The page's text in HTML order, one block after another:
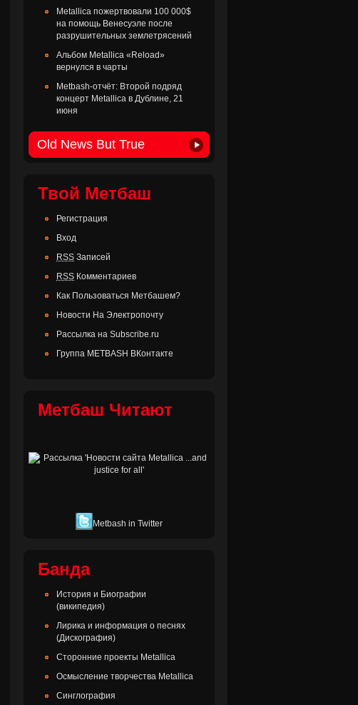
Metallica пожертвовали 100 000$
на помощь Венесуэле после
разрушительных землетрясений
Альбом Metallica «Reload»
вернулся в чарты
Metbash-отчёт: Второй подряд
концерт Metallica в Дублине, 21
июня
Old News But True
Твой Метбаш
Регистрация
Вход
RSS Записей
RSS Комментариев
Как Пользоваться Метбашем?
Новости На Электропочту
Рассылка на Subscribe.ru
Группа METBASH ВКонтакте
Метбаш Читают
Metbash in Twitter
Банда
История и Биографии
(википедия)
Лирика и информация о песнях
(Дискография)
Сторонние проекты Metallica
Осмысление творчества Metallica
Синглография